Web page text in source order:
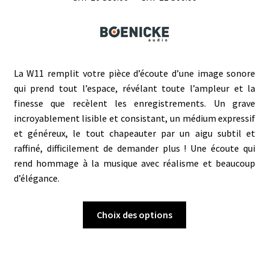
CHF 11'500.00
La W11 remplit votre pièce d’écoute d’une image sonore
qui prend tout l’espace, révélant toute l’ampleur et la
finesse que recèlent les enregistrements. Un grave
incroyablement lisible et consistant, un médium expressif
et généreux, le tout chapeauter par un aigu subtil et
raffiné, difficilement de demander plus ! Une écoute qui
rend hommage à la musique avec réalisme et beaucoup
d’élégance.
Choix des options